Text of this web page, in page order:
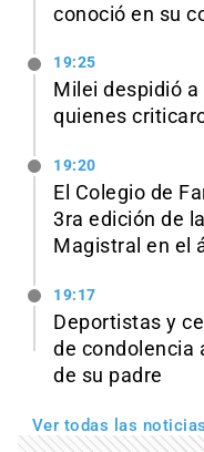
conoció en su
19:25
Milei despidió
quienes
19:20
El Colegio de
3ra edición de
Magistral en el
19:17
Deportistas y
de condolencia
de su padre
Ver todas las noticias